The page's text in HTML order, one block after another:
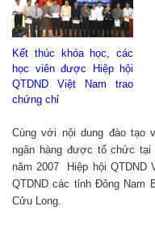
Kết thúc khóa học, các
học viên được Hiệp hội
QTDND Việt Nam trao
chứng chỉ
Cùng với nội dung đào tạo
ngân hàng được tổ chức
năm 2007 Hiệp hội QTDND
QTDND các tỉnh Đông Nam
Cửu Long.